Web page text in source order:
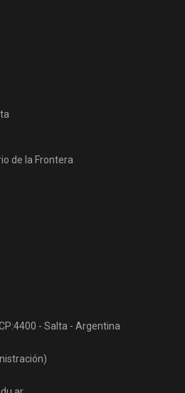
de la Frontera
- Salta - Argentina